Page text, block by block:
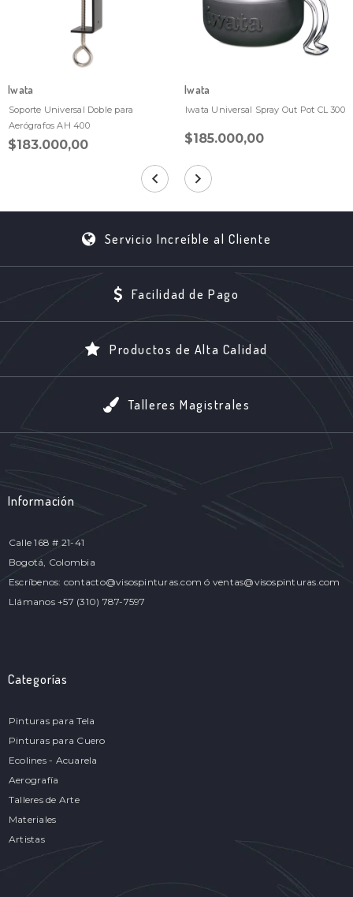
Iwata
Soporte Universal Doble para
Aerógrafos AH 400
$183.000,00
Iwata
Iwata Universal Spray Out Pot CL 300
$185.000,00
Servicio Increíble al Cliente
Facilidad de Pago
Productos de Alta Calidad
Talleres Magistrales
Información
Calle 168 # 21-41
Bogotá, Colombia
Escríbenos: contacto@visospinturas.com ó ventas@visospinturas.com
Llámanos +57 (310) 787-7597
Categorías
Pinturas para Tela
Pinturas para Cuero
Ecolines - Acuarela
Aerografía
Talleres de Arte
Materiales
Artistas